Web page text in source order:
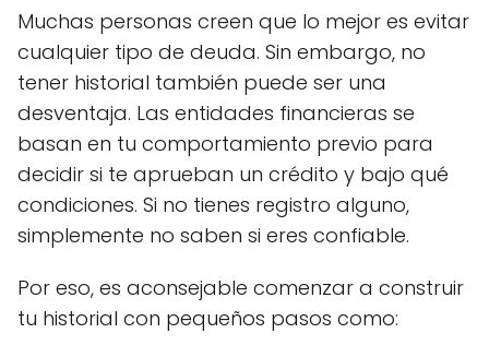
Muchas personas creen que lo mejor es evitar
cualquier tipo de deuda. Sin embargo, no
tener historial también puede ser una
desventaja. Las entidades financieras se
basan en tu comportamiento previo para
decidir si te aprueban un crédito y bajo qué
condiciones. Si no tienes registro alguno,
simplemente no saben si eres confiable.
Por eso, es aconsejable comenzar a construir
tu historial con pequeños pasos como: